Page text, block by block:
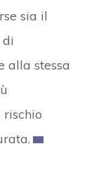
sia il
alla stessa